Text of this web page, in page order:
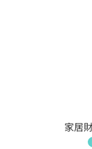
家居